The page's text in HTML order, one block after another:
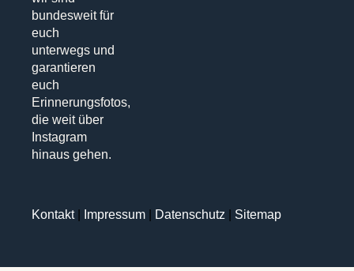
bundesweit für
euch
unterwegs und
garantieren
euch
Erinnerungsfotos,
die weit über
Instagram
hinaus gehen.
Kontakt| Impressum Datenschutz Sitemap